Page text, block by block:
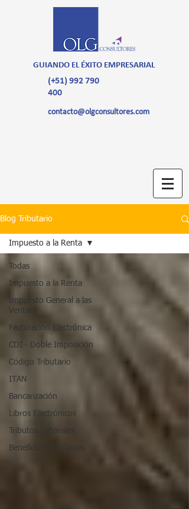
GUIANDO EL ÉXITO EMPRESARIAL
(+51) 992 790
400
contacto@olgconsultores.com
Blog Tributario
Todas
Impuesto a la Renta
Impuesto General a las
Ventas
Facturación Electrónica
CDI - Doble Imposición
Código Tributario
ITAN
Bancarización
Libros Electrónicos
Tributos Laborales
Beneficios Tributarios
Impuesto a la Renta